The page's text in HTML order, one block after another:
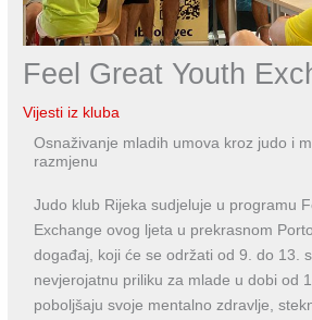
Feel Great Youth
Vijesti iz kluba
Osnaživanje mladih umova kroz judo i
razmjenu
Judo klub Rijeka sudjeluje u programu
Exchange ovog ljeta u prekrasnom
događaj, koji će se održati od 9. do 13.
nevjerojatnu priliku za mlade u dobi od
poboljšaju svoje mentalno zdravlje,